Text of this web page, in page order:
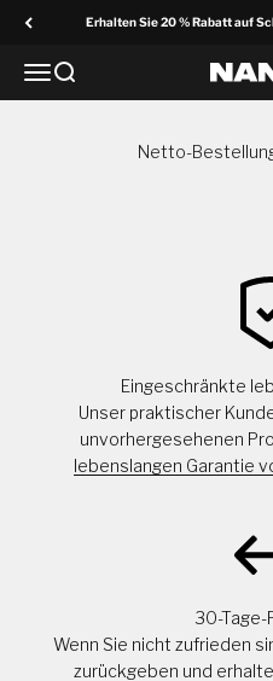
Erhalten Sie 20 % Rabatt auf
MenüSuche
Netto-
Eingeschränkte
Unser praktischer
unvorhergesehenen
lebenslangen Garantie
30-Tage-
Wenn Sie nicht zufrieden
zurückgeben und